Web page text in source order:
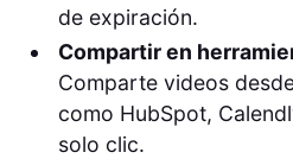
de expiración.
Compartir en
Comparte videos
como HubSpot,
solo clic.